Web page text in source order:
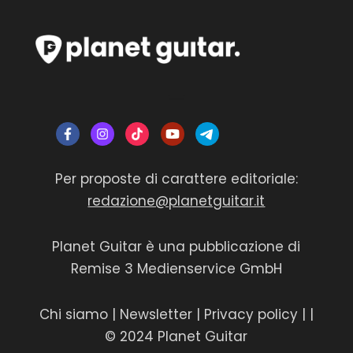
Per proposte di carattere editoriale:
redazione@planetguitar.it
Planet Guitar è una pubblicazione di
Remise 3 Medienservice GmbH
Chi siamo| Newsletter | Privacy policy| |
© 2024 Planet Guitar